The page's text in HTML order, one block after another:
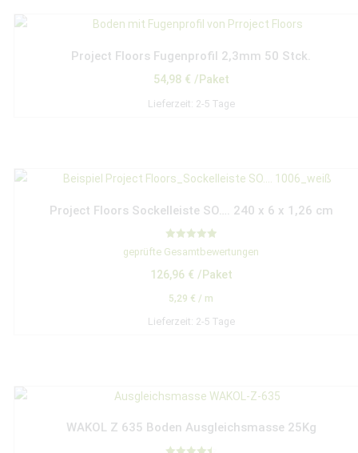
Project Floors Fugenprofil 2,3mm 50 Stck.
54,98 € /Paket
Lieferzeit: 2-5 Tage
Project Floors Sockelleiste SO…. 240 x 6 x 1,26 cm
Bewertet mit
5.00
geprüfte Gesamtbewertungen
126,96 € /Paket
5,29 € / m
Lieferzeit: 2-5 Tage
WAKOL Z 635 Boden Ausgleichsmasse 25Kg